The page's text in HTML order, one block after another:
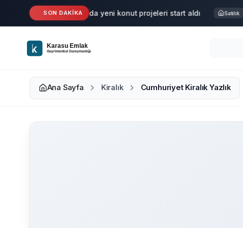
Ana içeriğe geç
SON DAKİKA
Haber Karasu'da yeni konut projeleri start aldı Satılık
Ana Sayfa Kiralık Cumhuriyet Kiralık Yazlık